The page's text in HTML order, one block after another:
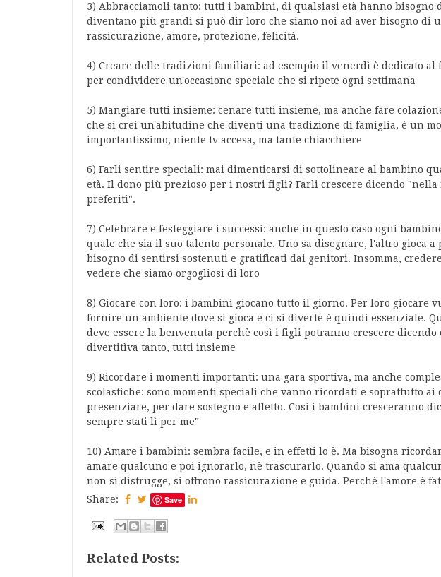
3) Abbracciamoli tanto: tutti i bambini, di qualsiasi età hanno bisogno
diventano più grandi si può dir loro che siamo noi ad aver bisogno di
rassicurazione, amore, protezione, felicità.
4) Creare delle tradizioni familiari: ad esempio il venerdì è dedicato al
per condividere un'occasione speciale che si ripete ogni settimana
5) Mangiare tutti insieme: cenare tutti insieme, ma anche fare
che si crei un'abitudine che diventi una tradizione di famiglia, è un
importantissimo, niente tv accesa, ma tante chiacchiere
6) Farli sentire speciali: mai dimenticarsi di sottolineare al bambino
età. Il dono più prezioso per i nostri figli? Farli crescere dicendo "nella
preferiti".
7) Celebrare e festeggiare i successi: anche in questo caso ogni
quale che sia il suo talento personale. Uno sa disegnare, l'altro gioca
bisogno di sentirsi sostenuti e gratificati dai genitori. Insomma,
vedere che siamo orgogliosi di loro
8) Giocare con loro: i bambini giocano tutto il giorno. Per loro giocare
fornire un ambiente dove si gioca e ci si diverte è quindi essenziale.
deve essere la benvenuta perchè così i figli potranno crescere
divertitìva tanto, tutti insieme
9) Ricordare i momenti importanti: una gara sportiva, ma anche
scolastiche: sono momenti speciali che vanno ricordati e soprattutto ai
presenziare, per dare sostegno e affetto. Così i bambini cresceranno
sempre stati lì per me"
10) Amare i bambini: sembra facile, e in effetti lo è. Ma bisogna
amare qualcuno e poi ignorarlo, nè trascurarlo. Quando si ama
non si distrugge, si offrono rassicurazione e guida. Perchè l'amore è
Share:
Save
Related Posts: